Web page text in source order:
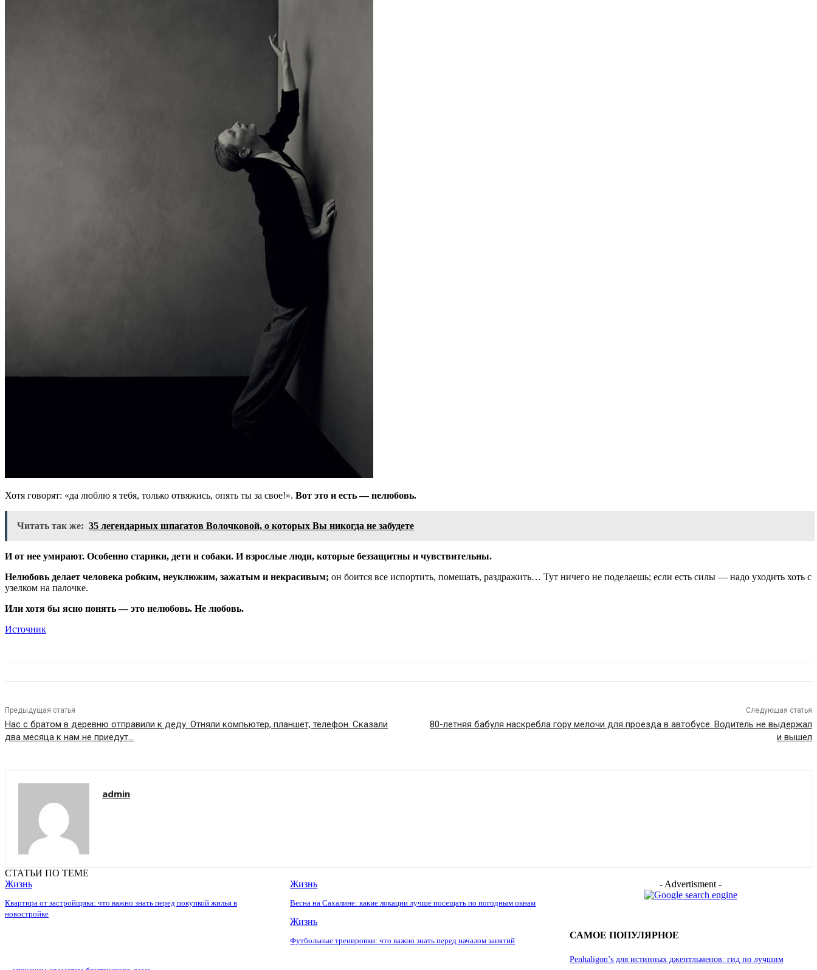
Хотя говорят: «да люблю я тебя, только отвяжись, опять ты за свое!». Вот это и есть — нелюбовь.
Читать так же: 35 легендарных шпагатов Волочковой, о которых Вы никогда не забудете
И от нее умирают. Особенно старики, дети и собаки. И взрослые люди, которые беззащитны и чувствительны.
Нелюбовь делает человека робким, неуклюжим, зажатым и некрасивым; он боится все испортить, помешать, раздражить… Тут ничего не поделаешь; если есть силы — надо уходить хоть с
узелком на палочке.
Или хотя бы ясно понять — это нелюбовь. Не любовь.
Источник
Предыдущая статья
Нас с братом в деревню отправили к деду. Отняли компьютер, планшет, телефон. Сказали
два месяца к нам не приедут…
Следующая статья
80-летняя бабуля наскребла гору мелочи для проезда в автобусе. Водитель не выдержал
и вышел
admin
СТАТЬИ ПО ТЕМЕ
Жизнь
Квартира от застройщика: что важно знать перед покупкой жилья в
новостройке
Жизнь
Весна на Сахалине: какие локации лучше посещать по погодным окнам
Жизнь
Футбольные тренировки: что важно знать перед началом занятий
- Advertisment -
САМОЕ ПОПУЛЯРНОЕ
Penhaligon’s для истинных джентльменов: гид по лучшим